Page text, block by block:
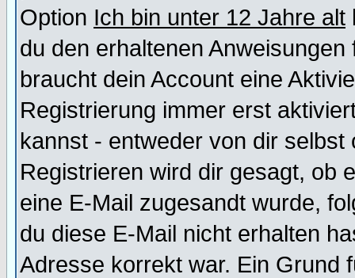
Option Ich bin unter 12 Jahre alt
du den erhaltenen
braucht dein Account eine
Registrierung immer erst
kannst - entweder von dir selbst
Registrieren wird dir gesagt, ob
eine E-Mail zugesandt wurde,
du diese E-Mail nicht erhalten
Adresse korrekt war. Ein Grund